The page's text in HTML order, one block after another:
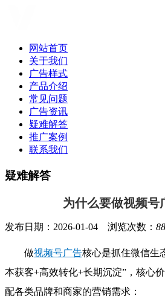
网站首页
关于我们
广告样式
产品介绍
常见问题
广告资讯
疑难解答
推广案例
联系我们
疑难解答
为什么要做视频号
发布日期：2026-01-04 浏览次数： 88
做视频号广告核心是抓住微信生
本获客+高效转化+长期沉淀”，核心
配各类品牌和商家的营销需求：